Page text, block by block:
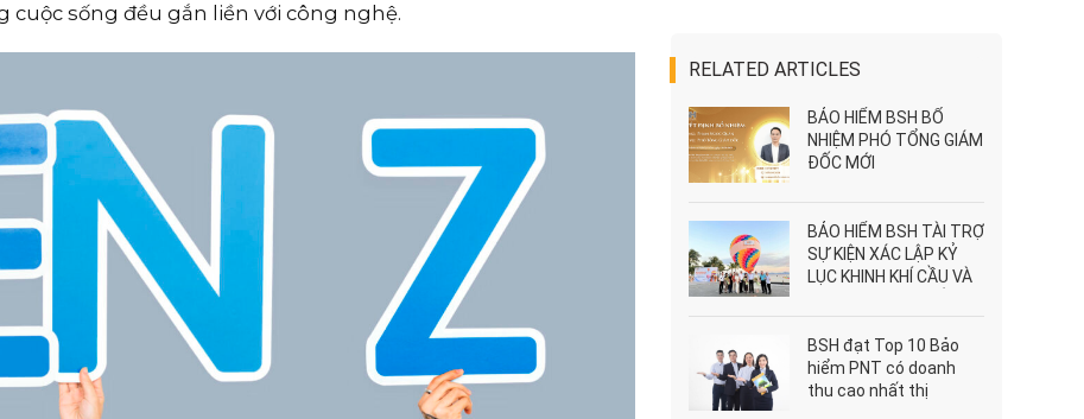
sống đều gắn liền với công nghệ.
RELATED ARTICLES
BẢO HIỂM BSH BỔ
NHIỆM PHÓ TỔNG GIÁM
ĐỐC MỚI
BẢO HIỂM BSH TÀI TRỢ
SỰ KIỆN XÁC LẬP KỶ
LỤC KHINH KHÍ CẦU VÀ
BSH đạt Top 10 Bảo
hiểm PNT có doanh
thu cao nhất thị